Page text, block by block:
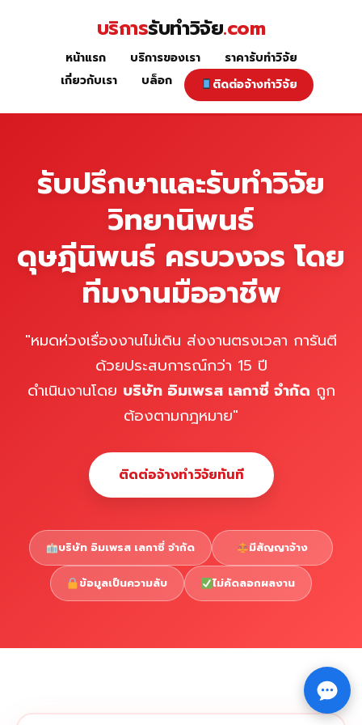
หน้าแรก
Copyright © 2026 รับทำวิจัย รับทำวิทยานิพนธ์ รับทำ⇧
บริการรับทำวิจัย.com
หน้าแรก บริการของเรา
ราคารับทำวิจัย
เกี่ยวกับเรา
บล็อก ติดต่อจ้างทำวิจัย
รับปรึกษาและรับทำวิจัย
วิทยานิพนธ์
ดุษฎีนิพนธ์ ครบวงจร โดย
ทีมงานมืออาชีพ
"หมดห่วงเรื่องงานไม่เดิน ส่งงานตรงเวลา การันตี
ด้วยประสบการณ์กว่า 15 ปี
ดำเนินงานโดย บริษัท อิมเพรส เลกาซี่ จำกัด ถูก
ต้องตามกฎหมาย"
ติดต่อจ้างทำวิจัยทันที
บริษัท อิมเพรส เลกาซี่ จำกัด มีสัญญาจ้าง
ข้อมูลเป็นความลับ ไม่คัดลอกผลงาน